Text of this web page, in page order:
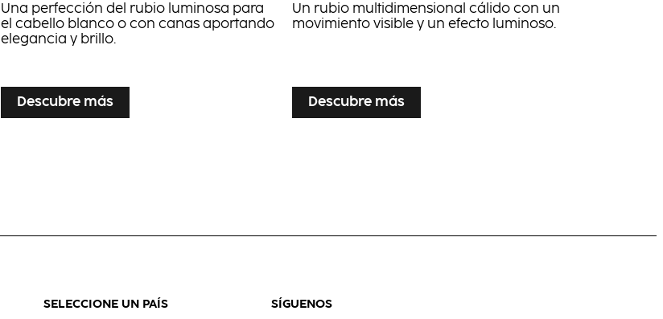
Una perfección del rubio luminosa para
el cabello blanco o con canas aportando
elegancia y brillo.
...
Descubre más
Un rubio multidimensional cálido con un
movimiento visible y un efecto luminoso.
...
Descubre más
SELECCIONE UN PAÍS SÍGUENOS